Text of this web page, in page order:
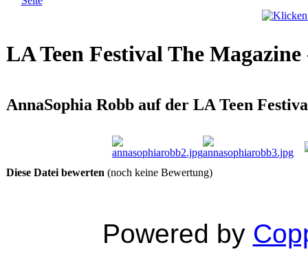
LA Teen Festival The Magazine
AnnaSophia Robb auf der LA Teen
Diese Datei bewerten (noch keine Bewertung)
Powered by